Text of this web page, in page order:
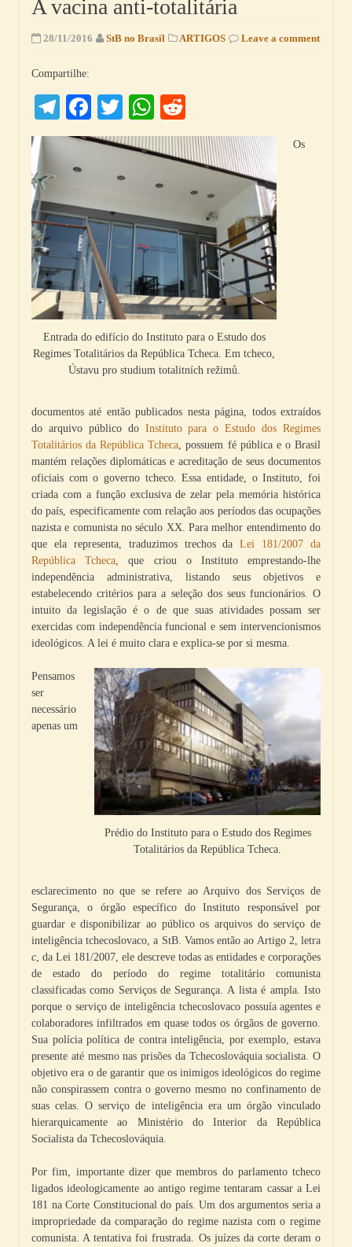
A vacina anti-totalitária
28/11/2016 StB no Brasil ARTIGOS Leave a comment
Compartilhe:
Telegram
Facebook
TwitterWhatsApp
Entrada do edifício do Instituto para o Estudo dos
Regimes Totalitários da República Tcheca. Em tcheco,
Ústavu pro studium totalitních režimů.
Os
documentos até então publicados nesta página, todos extraídos
do arquivo público do Instituto para o Estudo dos Regimes
Totalitários da República Tcheca, possuem fé pública e o Brasil
mantém relações diplomáticas e acreditação de seus documentos
oficiais com o governo tcheco. Essa entidade, o Instituto, foi
criada com a função exclusiva de zelar pela memória histórica
do país, especificamente com relação aos períodos das ocupações
nazista e comunista no século XX. Para melhor entendimento do
que ela representa, traduzimos trechos daLei 181/2007 da
República Tcheca, que criou o Instituto emprestando-lhe
independência administrativa, listando seus objetivos e
estabelecendo critérios para a seleção dos seus funcionários. O
intuito da legislação é o de que suas atividades possam ser
exercidas com independência funcional e sem intervencionismos
ideológicos. A lei é muito clara e explica-se por si mesma.
Prédio do Instituto para o Estudo dos Regimes
Totalitários da República Tcheca.
Pensamos
ser
necessário
apenas um
esclarecimento no que se refere ao Arquivo dos Serviços de
Segurança, o órgão específico do Instituto responsável por
guardar e disponibilizar ao público os arquivos do serviço de
inteligência tchecoslovaco, a StB. Vamos então ao Artigo 2, letra
c , da Lei 181/2007, ele descreve todas as entidades e corporações
de estado do período do regime totalitário comunista
classificadas como Serviços de Segurança. A lista é ampla. Isto
porque o serviço de inteligência tchecoslovaco possuía agentes e
colaboradores infiltrados em quase todos os órgãos de governo.
Sua polícia política de contra inteligência, por exemplo, estava
presente até mesmo nas prisões da Tchecoslováquia socialista. O
objetivo era o de garantir que os inimigos ideológicos do regime
não conspirassem contra o governo mesmo no confinamento de
suas celas. O serviço de inteligência era um órgão vinculado
hierarquicamente ao Ministério do Interior da República
Socialista da Tchecoslováquia.
Por fim, importante dizer que membros do parlamento tcheco
ligados ideologicamente ao antigo regime tentaram cassar a Lei
181 na Corte Constitucional do país. Um dos argumentos seria a
impropriedade da comparação do regime nazista com o regime
comunista. A tentativa foi frustrada. Os juízes da corte deram o